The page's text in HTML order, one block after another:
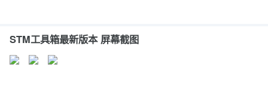
STM工具箱最新版本 屏幕截图